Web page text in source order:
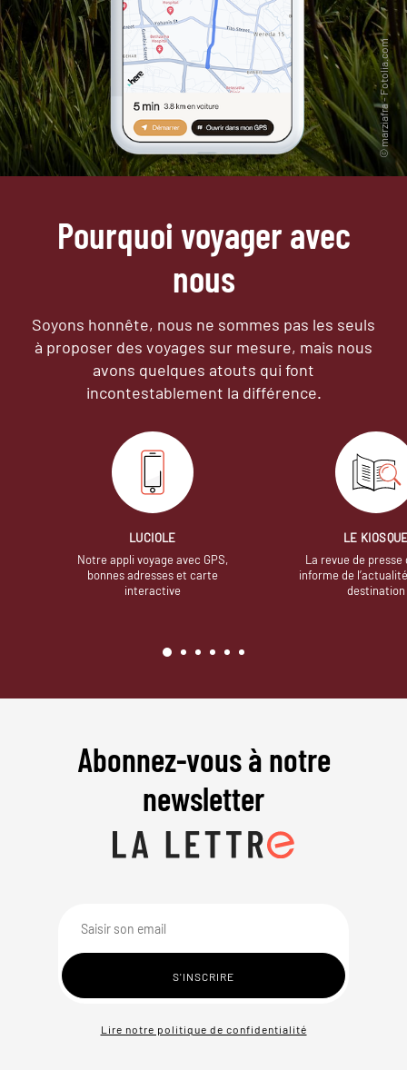
Pourquoi voyager avec
nous
Soyons honnête, nous ne sommes pas les seuls
à proposer des voyages sur mesure, mais nous
avons quelques atouts qui font
incontestablement la différence.
LUCIOLE
Notre appli voyage avec GPS,
bonnes adresses et carte
interactive
LE
La revue de presse
informe de
destination
Abonnez-vous à notre
newsletter
Lire notre politique de confidentialité